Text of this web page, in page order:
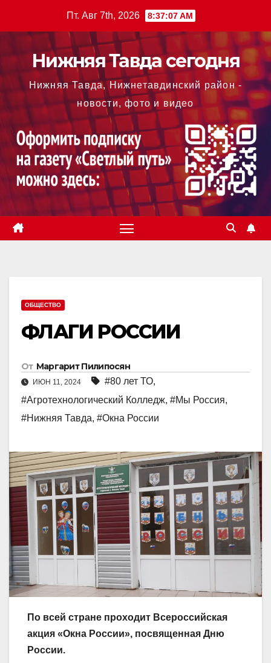
содержимому
Пт. Авг 7th, 2026 8:37:08 AM
Нижняя Тавда сегодня
Нижняя Тавда, Нижнетавдинский район -
новости, фото и видео
ОБЩЕСТВО
ФЛАГИ РОССИИ
От Маргарит Пилипосян
ИЮН 11, 2024 #80 лет ТО,
#Агротехнологический Колледж, #Мы Россия,
#Нижняя Тавда, #Окна России
По всей стране проходит Всероссийская
акция «Окна России», посвященная Дню
России.